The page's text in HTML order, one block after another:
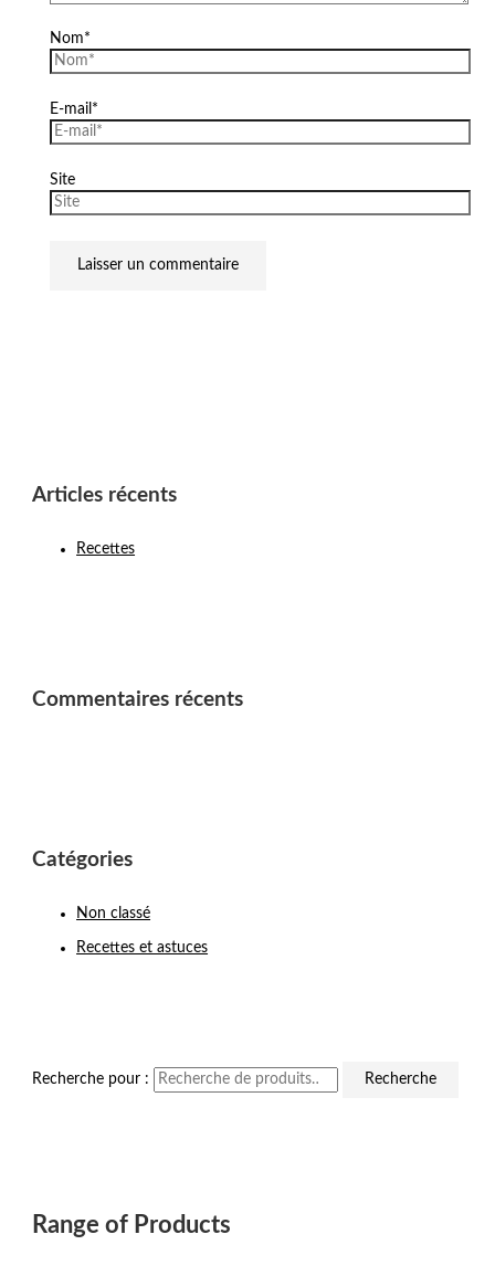
Articles récents
Recettes
Commentaires récents
Catégories
Non classé
Recettes et astuces
Recherche pour : Recherche
Range of Products
Nom*
E-mail*
Site